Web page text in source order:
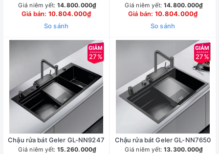
Giá niêm yết: 14.800.000₫
Giá bán: 10.804.000₫
So sánh
Giá niêm yết: 14.800.000₫
Giá bán: 10.804.000₫
So sánh
27%
Chậu rửa bát Geler GL-NN9247
Giá niêm yết: 15.260.000₫
27%
Chậu rửa bát Geler GL-NN7650
Giá niêm yết: 13.300.000₫